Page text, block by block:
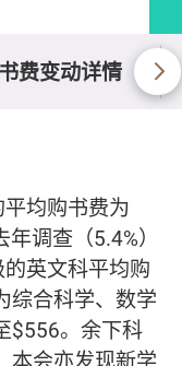
费变动详情
均购书费为
调查（5.4%）
英文科平均购
综合科学、数学
$556。余下科